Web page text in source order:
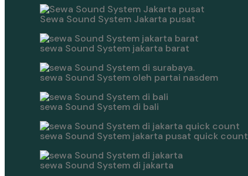
Sewa Sound System Jakarta pusat
sewa Sound System jakarta barat
sewa Sound System oleh partai nasdem
sewa Sound System di bali
sewa Sound System jakarta pusat quick count
sewa Sound System di jakarta